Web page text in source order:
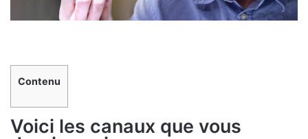
Contenu
Voici les canaux que vous